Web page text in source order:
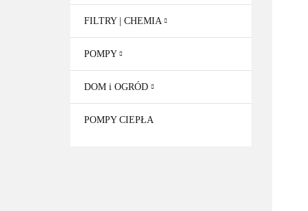
FILTRY | CHEMIA
POMPY
DOM i OGRÓD
POMPY CIEPŁA